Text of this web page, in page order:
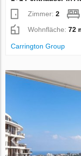
Zimmer:2
Wohnfläche:72
Carrington Group